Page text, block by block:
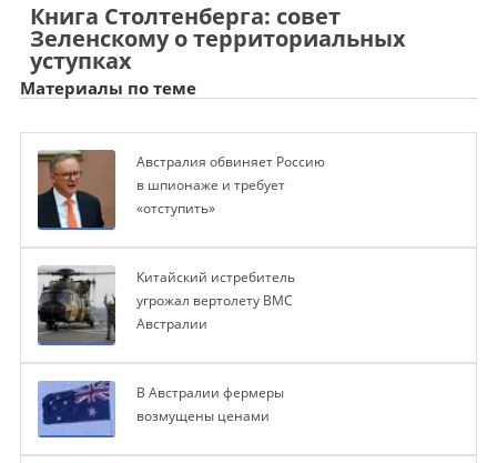
Книга Столтенберга: совет
Зеленскому о территориальных
уступках
Материалы по теме
Австралия обвиняет Россию
в шпионаже и требует
«отступить»
Китайский истребитель
угрожал вертолету ВМС
Австралии
В Австралии фермеры
возмущены ценами